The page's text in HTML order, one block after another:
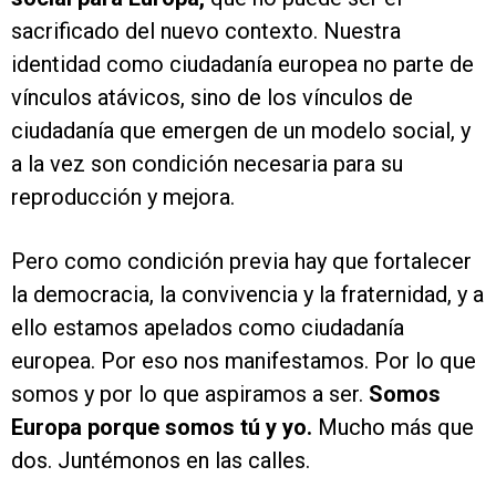
sacrificado del nuevo contexto. Nuestra
identidad como ciudadanía europea no parte de
vínculos atávicos, sino de los vínculos de
ciudadanía que emergen de un modelo social, y
a la vez son condición necesaria para su
reproducción y mejora.
Pero como condición previa hay que fortalecer
la democracia, la convivencia y la fraternidad, y a
ello estamos apelados como ciudadanía
europea. Por eso nos manifestamos. Por lo que
somos y por lo que aspiramos a ser. Somos
Europa porque somos tú y yo. Mucho más que
dos. Juntémonos en las calles.